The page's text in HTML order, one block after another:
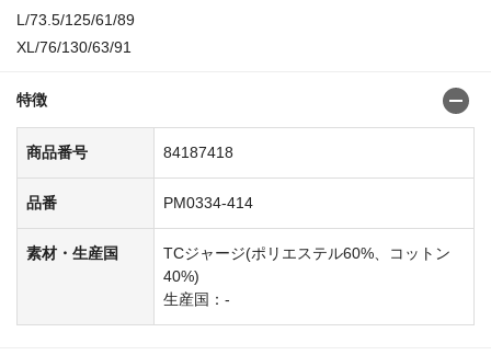
L/73.5/125/61/89
XL/76/130/63/91
特徴
商品番号 84187418
品番 PM0334-414
素材・生産国
TCジャージ(ポリエステル60%、コットン
40%)
生産国：-